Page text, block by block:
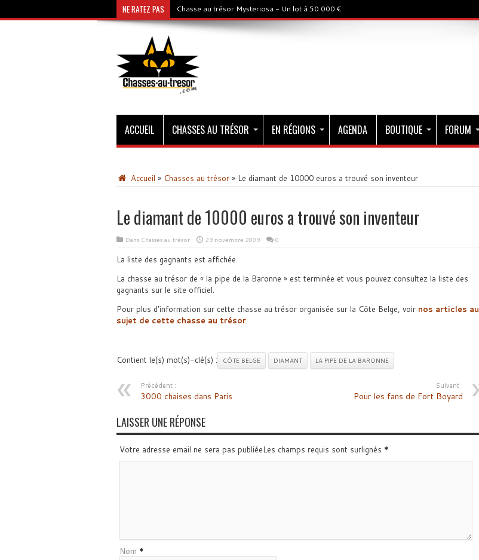
NE RATEZ PAS Chasse au trésor Mysteriosa - Un lot à 50 000 €
ACCUEIL CHASSES AU TRÉSOR EN RÉGIONS AGENDA BOUTIQUE FORUM
Accueil » Chasses au trésor » Le diamant de 10000 euros a trouvé son inventeur
Le diamant de 10000 euros a trouvé son inventeur
Dans Chasses au trésor 29 novembre 2009 0
La liste des gagnants est affichée.
La chasse au trésor de « la pipe de la Baronne » est terminée et vous pouvez consultez la liste des
gagnants sur le site officiel.
Pour plus d’information sur cette chasse au trésor organisée sur la Côte Belge, voir nos articles au
sujet de cette chasse au trésor.
Contient le(s) mot(s)-clé(s) : CÔTE BELGE DIAMANT LA PIPE DE LA BARONNE
Précédent :
3000 chaises dans Paris
Suivant :
Pour les fans de Fort Boyard
LAISSER UNE RÉPONSE
Votre adresse email ne sera pas publiéeLes champs requis sont surlignés *
Nom *